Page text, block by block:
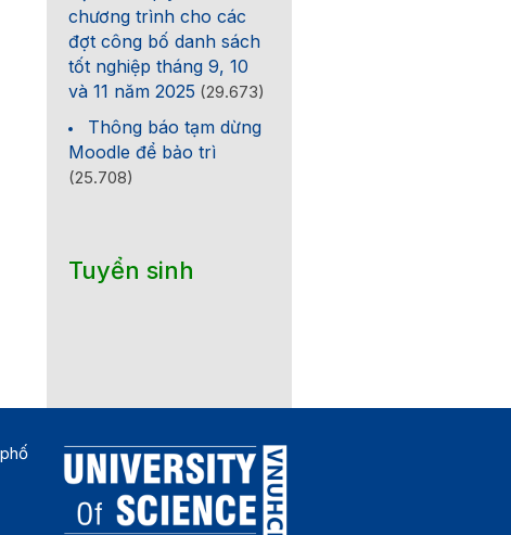
chương trình cho các
đợt công bố danh sách
tốt nghiệp tháng 9, 10
và 11 năm 2025 (29.673)
Thông báo tạm dừng
Moodle để bảo trì
(25.708)
Tuyển sinh